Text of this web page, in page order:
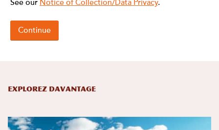
Explorez davantage